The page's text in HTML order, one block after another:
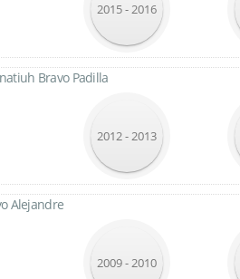
2015 - 2016
Bravo Padilla
2012 - 2013
Alejandre
2009 - 2010